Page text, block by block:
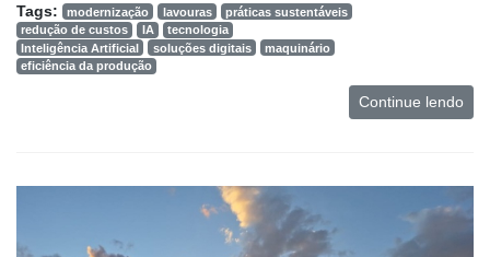
Notícias
Cadeira
Tags: modernização lavouras
práticas sustentáveis
redução de custos
IA
tecnologia
Inteligência Artificial
soluções digitais
maquinário
eficiência da produção
Continue lendo